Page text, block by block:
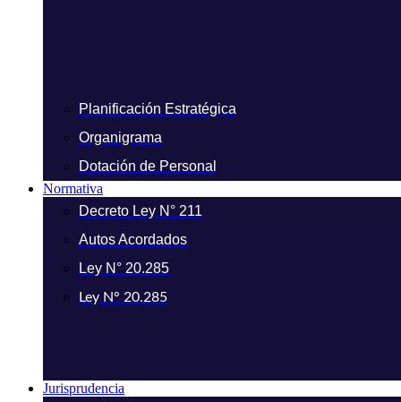
Planificación Estratégica
Organigrama
Dotación de Personal
Normativa
Decreto Ley N° 211
Autos Acordados
Ley N° 20.285
Ley N° 20.285
Jurisprudencia